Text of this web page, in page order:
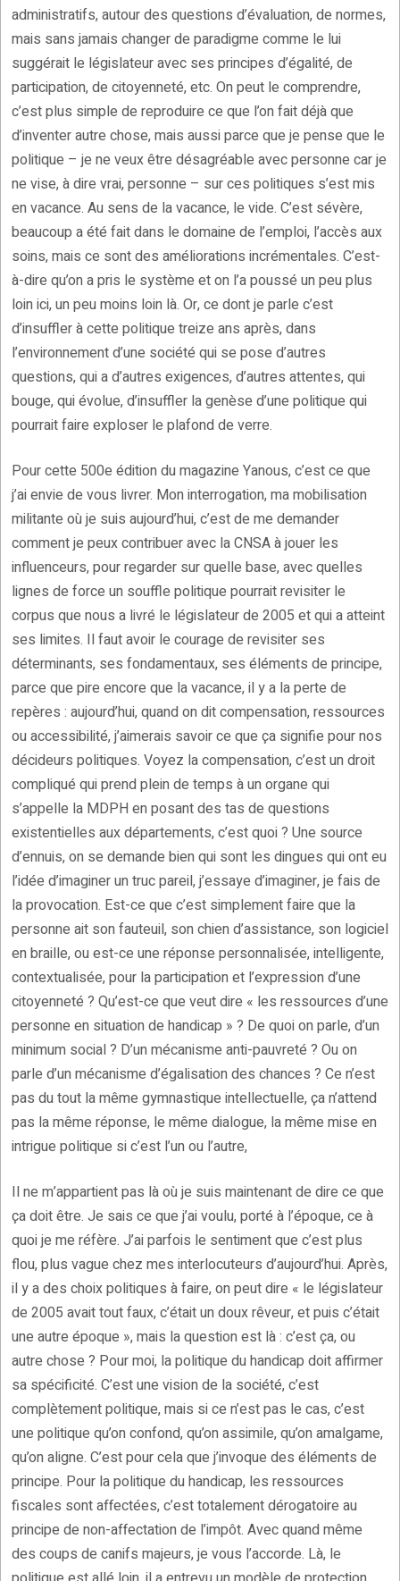
administratifs, autour des questions d’évaluation, de normes,
mais sans jamais changer de paradigme comme le lui
suggérait le législateur avec ses principes d’égalité, de
participation, de citoyenneté, etc. On peut le comprendre,
c’est plus simple de reproduire ce que l’on fait déjà que
d’inventer autre chose, mais aussi parce que je pense que le
politique – je ne veux être désagréable avec personne car je
ne vise, à dire vrai, personne – sur ces politiques s’est mis
en vacance. Au sens de la vacance, le vide. C’est sévère,
beaucoup a été fait dans le domaine de l’emploi, l’accès aux
soins, mais ce sont des améliorations incrémentales. C’est-
à-dire qu’on a pris le système et on l’a poussé un peu plus
loin ici, un peu moins loin là. Or, ce dont je parle c’est
d’insuffler à cette politique treize ans après, dans
l’environnement d’une société qui se pose d’autres
questions, qui a d’autres exigences, d’autres attentes, qui
bouge, qui évolue, d’insuffler la genèse d’une politique qui
pourrait faire exploser le plafond de verre.
Pour cette 500e édition du magazine Yanous, c’est ce que
j’ai envie de vous livrer. Mon interrogation, ma mobilisation
militante où je suis aujourd’hui, c’est de me demander
comment je peux contribuer avec la CNSA à jouer les
influenceurs, pour regarder sur quelle base, avec quelles
lignes de force un souffle politique pourrait revisiter le
corpus que nous a livré le législateur de 2005 et qui a atteint
ses limites. Il faut avoir le courage de revisiter ses
déterminants, ses fondamentaux, ses éléments de principe,
parce que pire encore que la vacance, il y a la perte de
repères : aujourd’hui, quand on dit compensation, ressources
ou accessibilité, j’aimerais savoir ce que ça signifie pour nos
décideurs politiques. Voyez la compensation, c’est un droit
compliqué qui prend plein de temps à un organe qui
s’appelle la MDPH en posant des tas de questions
existentielles aux départements, c’est quoi ? Une source
d’ennuis, on se demande bien qui sont les dingues qui ont eu
l’idée d’imaginer un truc pareil, j’essaye d’imaginer, je fais de
la provocation. Est-ce que c’est simplement faire que la
personne ait son fauteuil, son chien d’assistance, son logiciel
en braille, ou est-ce une réponse personnalisée, intelligente,
contextualisée, pour la participation et l’expression d’une
citoyenneté ? Qu’est-ce que veut dire « les ressources d’une
personne en situation de handicap » ? De quoi on parle, d’un
minimum social ? D’un mécanisme anti-pauvreté ? Ou on
parle d’un mécanisme d’égalisation des chances ? Ce n’est
pas du tout la même gymnastique intellectuelle, ça n’attend
pas la même réponse, le même dialogue, la même mise en
intrigue politique si c’est l’un ou l’autre,
Il ne m’appartient pas là où je suis maintenant de dire ce que
ça doit être. Je sais ce que j’ai voulu, porté à l’époque, ce à
quoi je me réfère. J’ai parfois le sentiment que c’est plus
flou, plus vague chez mes interlocuteurs d’aujourd’hui. Après,
il y a des choix politiques à faire, on peut dire « le législateur
de 2005 avait tout faux, c’était un doux rêveur, et puis c’était
une autre époque », mais la question est là : c’est ça, ou
autre chose ? Pour moi, la politique du handicap doit affirmer
sa spécificité. C’est une vision de la société, c’est
complètement politique, mais si ce n’est pas le cas, c’est
une politique qu’on confond, qu’on assimile, qu’on amalgame,
qu’on aligne. C’est pour cela que j’invoque des éléments de
principe. Pour la politique du handicap, les ressources
fiscales sont affectées, c’est totalement dérogatoire au
principe de non-affectation de l’impôt. Avec quand même
des coups de canifs majeurs, je vous l’accorde. Là, le